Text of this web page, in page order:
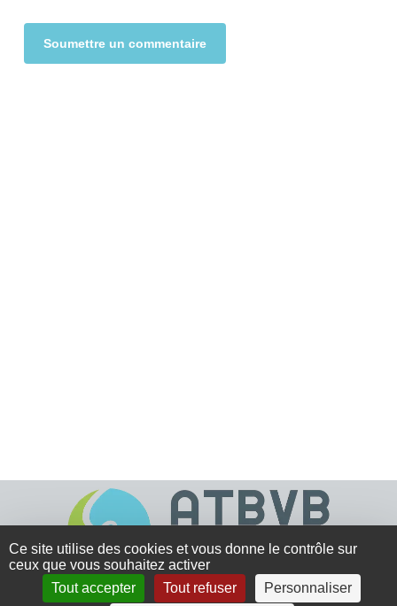
Ce site utilise des cookies et vous donne le contrôle sur
ceux que vous souhaitez activer
Tout accepter
Tout refuser
Personnaliser